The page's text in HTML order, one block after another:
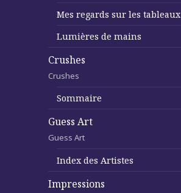
Mes regards sur les tableaux
Lumières de mains
Crushes
Crushes
Sommaire
Guess Art
Guess Art
Index des Artistes
Impressions